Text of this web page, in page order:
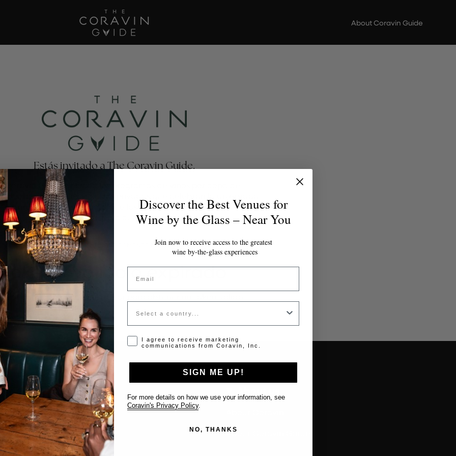
About Coravin Guide
Estás invitado a The Coravin Guide.
Coravin Guide destaca los programas de vinos por copa de
bares, hoteles y clubes privados que celebran la diversidad
del vino, para que los amantes del vino encuentren
la copa perfecta para cualquier ocasión.
~10 MINUTOSGUARDA AUTOMÁTICAMENTE MIENTRAS AVANZAS
Token inválido o expirado
contacta al administrador para obtener un token válido.
Support
Contact us
List Your Venue
FAQ’s
About Coravin Guide
Discover the Best Venues for
Wine by the Glass – Near You
Join now to receive access to the greatest
wine by-the-glass experiences
Email
Country
Opt-in disclaimer
I agree to receive marketing
communications from Coravin, Inc.
SIGN ME UP!
For more details on how we use your information, see
Coravin's Privacy Policy
NO, THANKS